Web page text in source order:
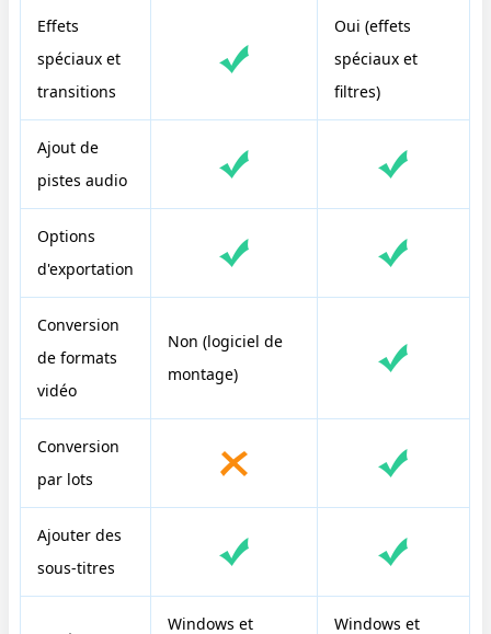
Effets
spéciaux et
transitions
Oui (effets
spéciaux et
filtres)
Ajout de
pistes audio
Options
d'exportation
Conversion
de formats
vidéo
Non (logiciel de
montage)
Conversion
par lots
Ajouter des
sous-titres
Windows et
Windows et